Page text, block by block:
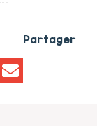
Partager